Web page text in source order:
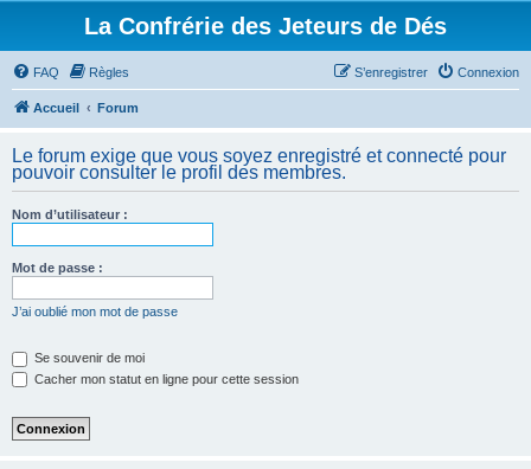
La Confrérie des Jeteurs de Dés
FAQ Règles Connexion
S’enregistrer
Accueil Forum
Le forum exige que vous soyez enregistré et connecté pour
pouvoir consulter le profil des membres.
Nom d’utilisateur :
Mot de passe :
J’ai oublié mon mot de passe
Se souvenir de moi
Cacher mon statut en ligne pour cette session